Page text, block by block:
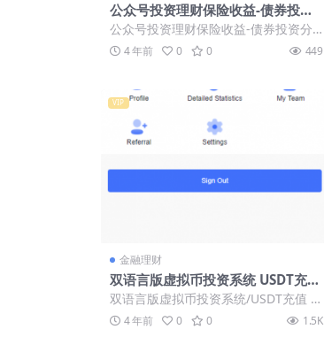
公众号投资理财保险收益-债券投资
分红源码，逗比钱包
公众号投资理财保险收益-债券投资分
红源码，逗比钱包
4 年前 0 0 449
VIP
金融理财
双语言版虚拟币投资系统 USDT充值
源码下载
双语言版虚拟币投资系统/USDT充值 此
版本好像就是在原版上二开了多种语
言，没有...
4 年前 0 0 1.5K